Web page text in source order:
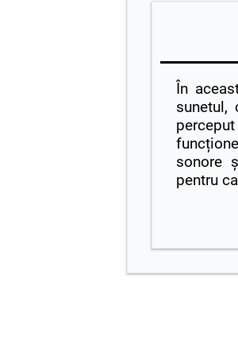
În
sunetul,
sonore
pentru